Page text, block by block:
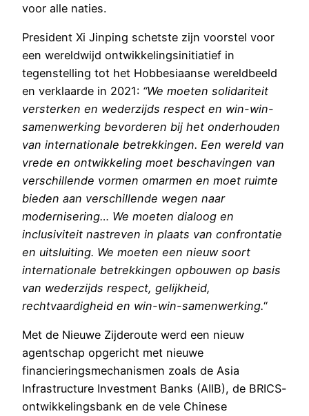
voor alle naties.
President Xi Jinping schetste zijn voorstel voor
een wereldwijd ontwikkelingsinitiatief in
tegenstelling tot het Hobbesiaanse wereldbeeld
en verklaarde in 2021: “We moeten solidariteit
versterken en wederzijds respect en win-win-
samenwerking bevorderen bij het onderhouden
van internationale betrekkingen. Een wereld van
vrede en ontwikkeling moet beschavingen van
verschillende vormen omarmen en moet ruimte
bieden aan verschillende wegen naar
modernisering… We moeten dialoog en
inclusiviteit nastreven in plaats van confrontatie
en uitsluiting. We moeten een nieuw soort
internationale betrekkingen opbouwen op basis
van wederzijds respect, gelijkheid,
rechtvaardigheid en win-win-samenwerking.“
Met de Nieuwe Zijderoute werd een nieuw
agentschap opgericht met nieuwe
financieringsmechanismen zoals de Asia
Infrastructure Investment Banks (AIIB), de BRICS-
ontwikkelingsbank en de vele Chinese